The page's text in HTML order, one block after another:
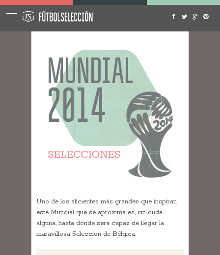
Uno de los alicientes más grandes que inspiran
este Mundial que se aproxima es, sin duda
alguna, hasta dónde será capaz de llegar la
maravillosa Selección de Bélgica.